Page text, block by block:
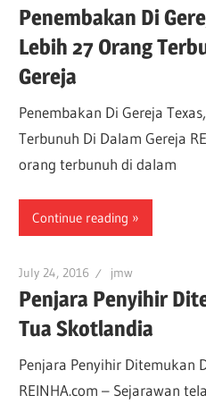
Penembakan Di
Lebih 27 Orang
Gereja
Penembakan Di Gereja
Terbunuh Di Dalam Gereja
orang terbunuh di dalam
Continue reading
July 24, 2016 jmw
Penjara Penyihir
Tua Skotlandia
Penjara Penyihir Ditemukan
REINHA.com – Sejarawan